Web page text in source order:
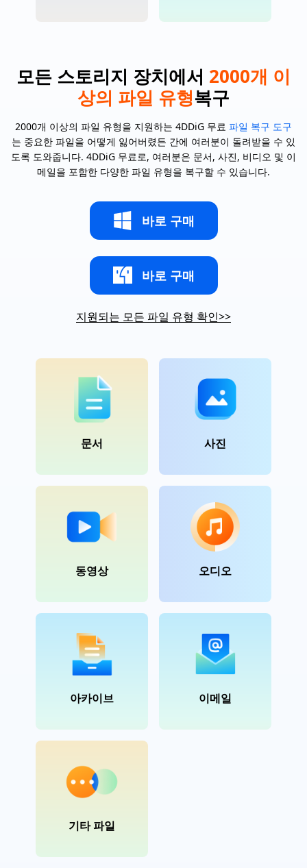
모든 스토리지 장치에서 2000개 이
상의 파일 유형복구
2000개 이상의 파일 유형을 지원하는 4DDiG 무료 파일 복구 도구
는 중요한 파일을 어떻게 잃어버렸든 간에 여러분이 돌려받을 수 있
도록 도와줍니다. 4DDiG 무료로, 여러분은 문서, 사진, 비디오 및 이
메일을 포함한 다양한 파일 유형을 복구할 수 있습니다.
바로 구매
바로 구매
지원되는 모든 파일 유형 확인>>
문서
동영상
아카이브
기타 파일
사진
오디오
이메일